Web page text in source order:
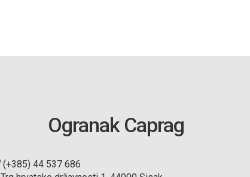
Ogranak Caprag
(+385) 44 537 686